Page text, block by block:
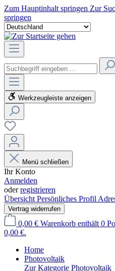
Zum Hauptinhalt springen Zur
springen
Werkzeugleiste anzeigen
Menü schließen
Ihr Konto
Anmelden
oderregistrieren
Übersicht Persönliches Profil
Vertrag widerrufen
0,00 € Warenkorb enthält 0
0,00 €.
Home
Photovoltaik
Zur Kategorie Photovoltaik